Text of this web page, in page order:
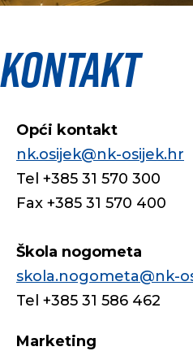
Kontakt
Opći kontakt
nk.osijek@nk-osijek.hr
Tel +385 31 570 300
Fax +385 31 570 400
Škola nogometa
skola.nogometa@nk-
Tel +385 31 586 462
Marketing